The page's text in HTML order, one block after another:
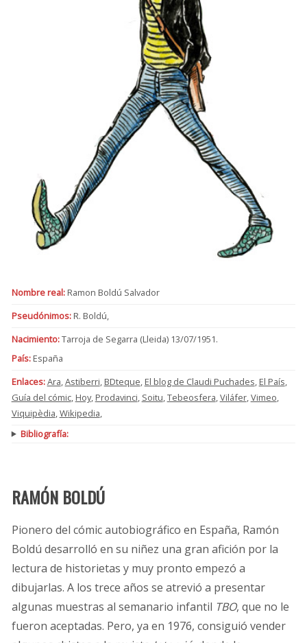
Nombre real:Ramon Boldú Salvador
Pseudónimos:R. Boldú,
Nacimiento:Tarroja de Segarra (Lleida) 13/07/1951.
País:España
Enlaces:Ara Astiberri BDteque El blog de Claudi Puchades El País
Guía del cómic, Hoy, Prodavinci Soitu Tebeosfera Viláfer, Vimeo
Viquipèdia Wikipedia
Bibliografía:
RAMÓN BOLDÚ
Pionero del cómic autobiográfico en España, Ramón
Boldú desarrolló en su niñez una gran afición por la
lectura de historietas y muy pronto empezó a
dibujarlas. A los trece años se atrevió a presentar
algunas muestras al semanario infantil TBO, que no le
fueron aceptadas. Pero, ya en 1976, consiguió vender